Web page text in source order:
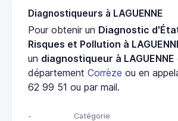
Diagnostiqueurs à LAGUENNE
Pour obtenir un Diagnostic
Risques et Pollution à
un diagnostiqueur à LAGUENNE
département Corrèze ou en
62 99 51 ou par mail.
- Catégorie